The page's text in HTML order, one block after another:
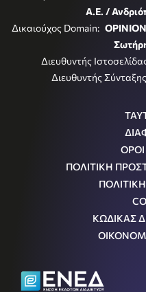
Α.Ε. /
Δικαιούχος Domain:
Διευθυντής
Διευθυντής
ΠΟΛΙΤΙΚΗ
ΚΩΔΙΚΑΣ